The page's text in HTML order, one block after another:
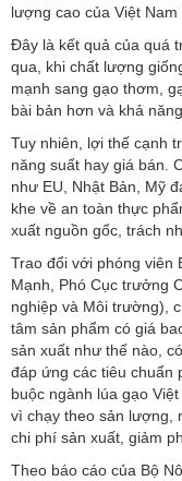
lượng cao của Việt Nam
Đây là kết quả của quá
qua, khi chất lượng
mạnh sang gạo thơm,
bài bản hơn và khả
Tuy nhiên, lợi thế cạnh
năng suất hay giá bán.
như EU, Nhật Bản, Mỹ
khe về an toàn thực
xuất nguồn gốc, trách
Trao đổi với phóng viên
Mạnh, Phó Cục trưởng
nghiệp và Môi trường),
tâm sản phẩm có giá
sản xuất như thế nào,
đáp ứng các tiêu chuẩn
buộc ngành lúa gạo
vì chạy theo sản lượng,
chi phí sản xuất, giảm
Theo báo cáo của Bộ